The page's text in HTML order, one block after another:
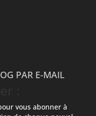
PAR E-MAIL
vous abonner à